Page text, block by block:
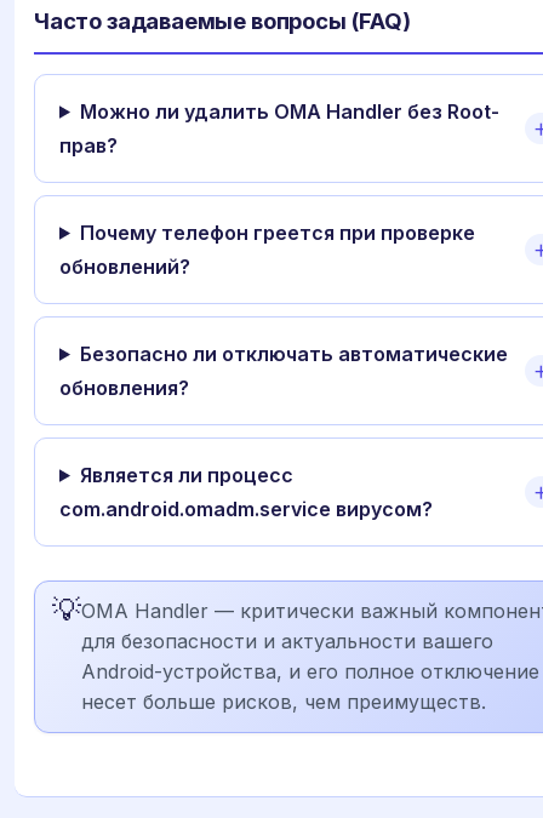
Часто задаваемые вопросы (FAQ)
Можно ли удалить OMA Handler без Root-
прав?
Почему телефон греется при проверке
обновлений?
Безопасно ли отключать автоматические
обновления?
Является ли процесс
com.android.omadm.service вирусом?
💡OMA Handler — критически важный
для безопасности и актуальности вашего
Android-устройства, и его полное отключение
несет больше рисков, чем преимуществ.